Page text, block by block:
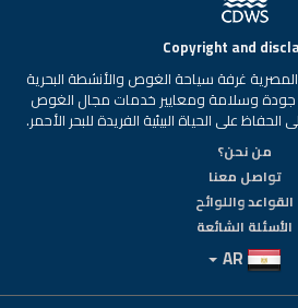
Copyright and
غرفة سياحة الغوص والأنشطة البحرية
تحسين جودة وسلامة ومعايير خدمات مجال الغوص
الحفاظ على الحياة البيئية الفريدة للبحر الأحمر.
من نحن؟
تواصل معنا
القواعد واللوائح
الأسئلة الشائعة